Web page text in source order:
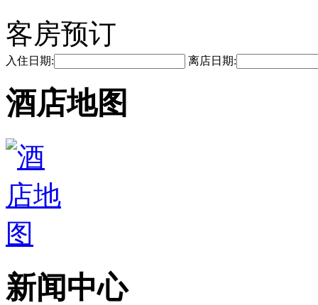
客房预订
入住日期: 离店日期:
酒店地图
新闻中心